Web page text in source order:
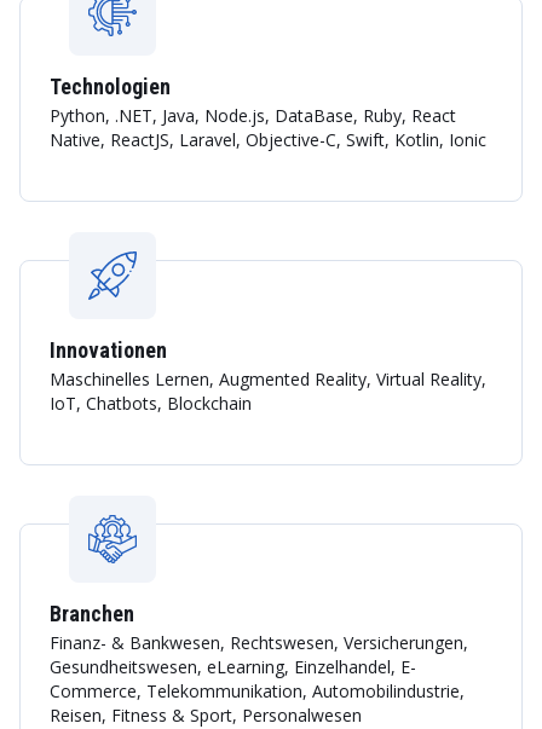
Technologien
Python, .NET, Java, Node.js, DataBase, Ruby, React
Native, ReactJS, Laravel, Objective-C, Swift, Kotlin, Ionic
Innovationen
Maschinelles Lernen, Augmented Reality, Virtual Reality,
IoT, Chatbots, Blockchain
Branchen
Finanz- & Bankwesen, Rechtswesen, Versicherungen,
Gesundheitswesen, eLearning, Einzelhandel, E-
Commerce, Telekommunikation, Automobilindustrie,
Reisen, Fitness & Sport, Personalwesen